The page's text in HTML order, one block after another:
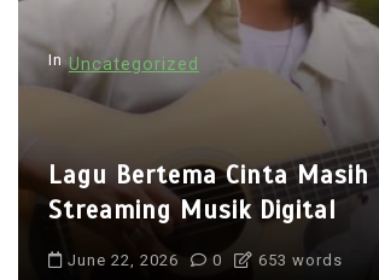
In Uncategorized
Lagu Bertema Cinta Masih
Streaming Musik Digital
June 22, 2026 0 653 words